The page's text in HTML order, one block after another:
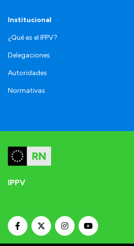
Institucional
¿Qué es el IPPV?
Delegaciones
Autoridades
Normativas
IPPV